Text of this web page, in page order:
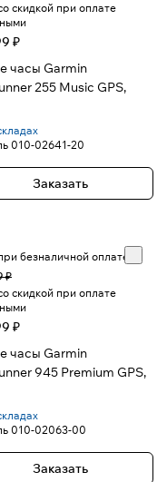
скидкой при оплате
₽
часы Garmin
255 Music GPS,
010-02641-20
Заказать
безналичной оплате
₽
скидкой при оплате
₽
часы Garmin
945 Premium GPS,
010-02063-00
Заказать